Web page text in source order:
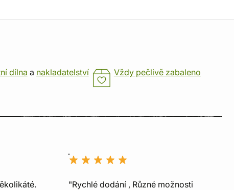
dílna a nakladatelství Vždy pečlivě zabaleno
"Rychlé dodání , Různé možnosti